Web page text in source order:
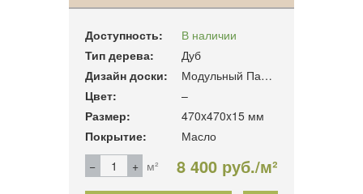
Доступность:
В наличии
Тип дерева:
Дуб
Дизайн доски:
Модульный Паркет
Цвет:
–
Размер:
470x470x15 мм
Покрытие:
Масло
м²
8 400 руб./м²